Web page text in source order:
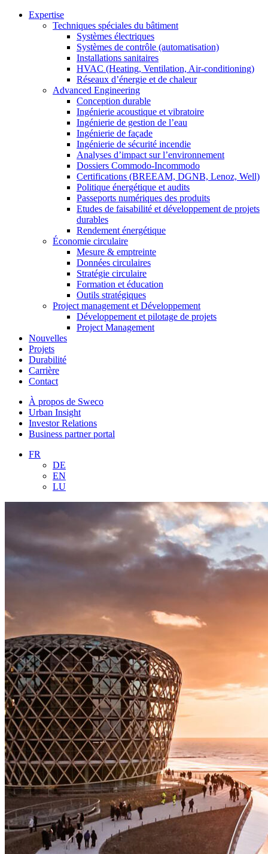
Expertise
Techniques spéciales du bâtiment
Systèmes électriques
Systèmes de contrôle (automatisation)
Installations sanitaires
HVAC (Heating, Ventilation, Air-conditioning)
Réseaux d’énergie et de chaleur
Advanced Engineering
Conception durable
Ingénierie acoustique et vibratoire
Ingénierie de gestion de l’eau
Ingénierie de façade
Ingénierie de sécurité incendie
Analyses d’impact sur l’environnement
Dossiers Commodo-Incommodo
Certifications (BREEAM, DGNB, Lenoz, Well)
Politique énergétique et audits
Passeports numériques des produits
Etudes de faisabilité et développement de projets
durables
Rendement énergétique
Économie circulaire
Mesure & emptreinte
Données circulaires
Stratégie circulaire
Formation et éducation
Outils stratégiques
Project management et Développement
Développement et pilotage de projets
Project Management
Nouvelles
Projets
Durabilité
Carrière
Contact
À propos de Sweco
Urban Insight
Investor Relations
Business partner portal
FR
DE
EN
LU